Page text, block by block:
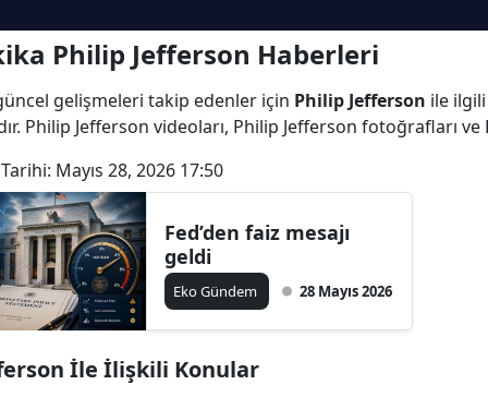
Philip Jefferson Haberleri
gelişmeleri takip edenler için Philip Jefferson ile
Philip Jefferson videoları, Philip Jefferson fotoğrafları
Mayıs 28, 2026 17:50
Fed’den faiz mesajı
geldi
Eko Gündem 28 Mayıs 2026
İle İlişkili Konular